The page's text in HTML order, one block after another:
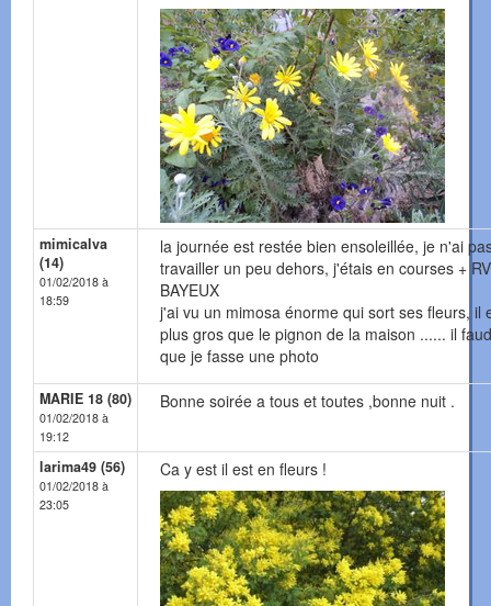
mimicalva
(14)
01/02/2018 à
18:59
la journée est restée bien ensoleillée, je n'ai
travailler un peu dehors, j'étais en courses +
BAYEUX
j'ai vu un mimosa énorme qui sort ses fleurs, il
plus gros que le pignon de la maison ...... il
que je fasse une photo
MARIE 18 (80)
01/02/2018 à
19:12
Bonne soirée a tous et toutes ,bonne nuit .
larima49 (56)
01/02/2018 à
23:05
Ca y est il est en fleurs !